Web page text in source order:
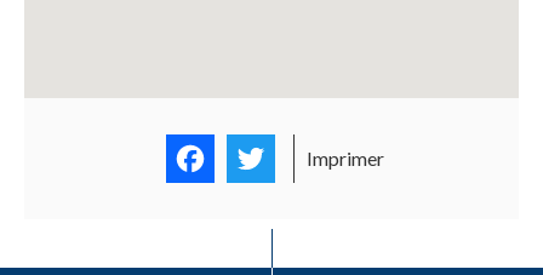
FacebookTwitter
Imprimer